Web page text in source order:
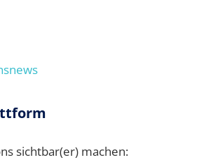
sichtbar(er) machen: